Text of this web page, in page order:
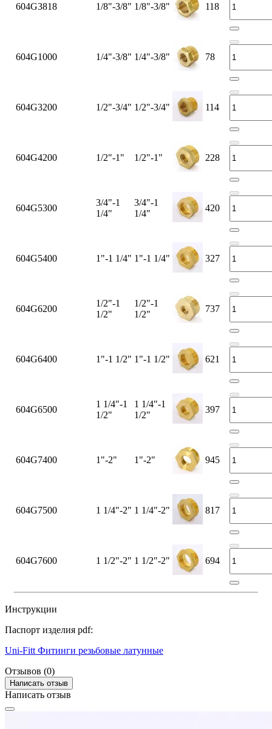
604G3818 1/8"-3/8" 1/8"-3/8" 118
604G1000 1/4"-3/8" 1/4"-3/8" 78
604G3200 1/2"-3/4" 1/2"-3/4" 114
604G4200 1/2"-1" 1/2"-1" 228
604G5300
3/4"-1
1/4"
3/4"-1
1/4"
420
604G5400 1"-1 1/4" 1"-1 1/4" 327
604G6200
1/2"-1
1/2"
1/2"-1
1/2"
737
604G6400 1"-1 1/2" 1"-1 1/2" 621
604G6500
1 1/4"-1
1/2"
1 1/4"-1
1/2"
397
604G7400 1"-2" 1"-2" 945
604G7500 1 1/4"-2" 1 1/4"-2" 817
604G7600 1 1/2"-2" 1 1/2"-2" 694
Инструкции
Паспорт изделия pdf:
Uni-Fitt Фитинги резьбовые латунные
Отзывов (0)
Написать отзыв
Написать отзыв